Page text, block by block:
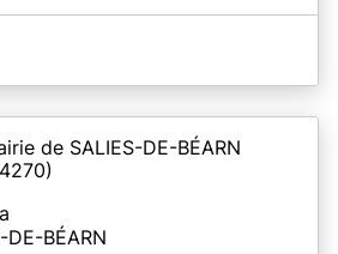
de SALIES-DE-BÉARN
DE-BÉARN